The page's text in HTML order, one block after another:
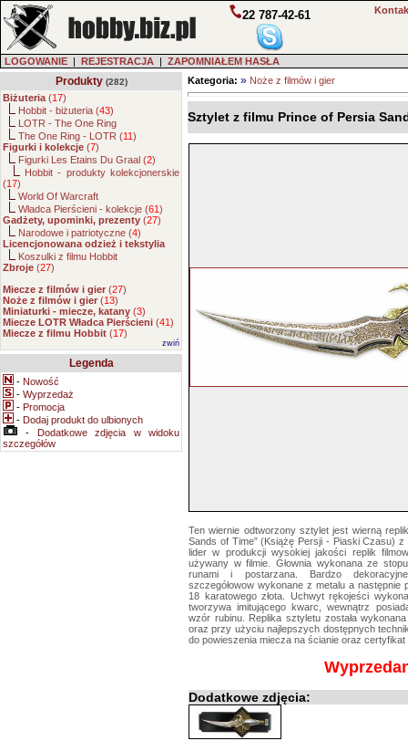
22 787-42-61
LOGOWANIE | REJESTRACJA | ZAPOMNIAŁEM HASŁA
Produkty (282)
Biżuteria (17)
Hobbit - biżuteria (43)
LOTR - The One Ring
The One Ring - LOTR (11)
Figurki i kolekcje (7)
Figurki Les Etains Du Graal (2)
Hobbit - produkty kolekcjonerskie
(17)
World Of Warcraft
Władca Pierścieni - kolekcje (61)
Gadżety, upominki, prezenty (27)
Narodowe i patriotyczne (4)
Licencjonowana odzież i tekstylia
Koszulki z filmu Hobbit
Zbroje (27)
Miecze z filmów i gier (27)
Noże z filmów i gier (13)
Miniaturki - miecze, katany (3)
Miecze LOTR Władca Pierścieni (41)
Miecze z filmu Hobbit (17)
zwiń
Legenda
- Nowość
- Wyprzedaż
- Promocja
- Dodaj produkt do ulbionych
- Dodatkowe zdjęcia w widoku
szczegółów
Kategoria: » Noże z filmów i gier
Sztylet z filmu Prince of Persia
Ten wiernie odtworzony sztylet jest wierną
Sands of Time” (Książę Persji - Piaski Czasu)
lider w produkcji wysokiej jakości replik
używany w filmie. Głownia wykonana ze
runami i postarzana. Bardzo
szczegółowow wykonane z metalu a następnie
18 karatowego złota. Uchwyt rękojeści
tworzywa imitującego kwarc, wewnątrz
wzór rubinu. Replika sztyletu została
oraz przy użyciu najlepszych dostępnych
do powieszenia miecza na ścianie oraz
Dodatkowe zdjęcia: